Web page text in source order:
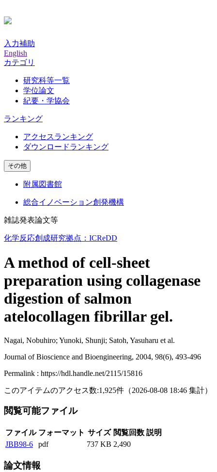
入力補助
English
カテゴリ
研究科等一覧
学位論文
紀要・学協会
ランキング
アクセスランキング
ダウンロードランキング
その他
附属図書館
総合イノベーション創発機構
雑誌発表論文等
化学反応創成研究拠点：ICReDD
A method of cell-sheet
preparation using collagenase
digestion of salmon
atelocollagen fibrillar gel.
Nagai, Nobuhiro; Yunoki, Shunji; Satoh, Yasuharu et al.
Journal of Bioscience and Bioengineering, 2004, 98(6), 493-496
Permalink : https://hdl.handle.net/2115/15816
このアイテムのアクセス数:1,925件 （2026-08-08 18:46 集計）
閲覧可能ファイル
ファイル フォーマット サイズ 閲覧回数 説明
JBB98-6
pdf 737 KB 2,490
論文情報